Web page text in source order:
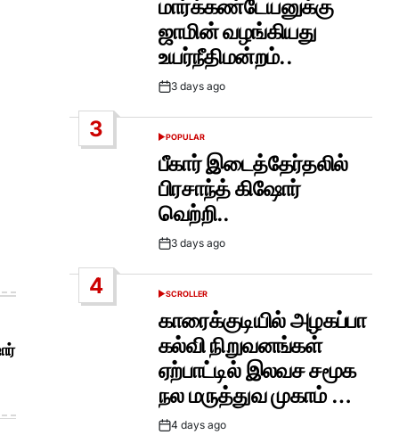
மார்க்கண்டேயனுக்கு
ஜாமின் வழங்கியது
உயர்நீதிமன்றம்..
Post3 days ago
3
POSTED
POPULAR
பீகார் இடைத்தேர்தலில்
பிரசாந்த் கிஷோர்
வெற்றி..
Post3 days ago
4
POSTED
SCROLLER
காரைக்குடியில் அழகப்பா
கல்வி நிறுவனங்கள்
ஏற்பாட்டில் இலவச சமூக
நல மருத்துவ முகாம் …
Post4 days ago